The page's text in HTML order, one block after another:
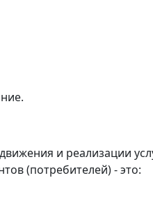
и реализации
(потребителей) - это: